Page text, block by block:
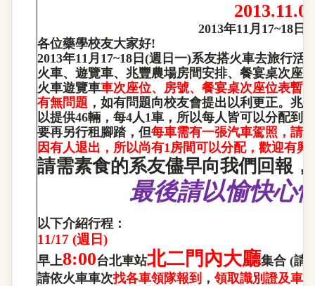
2013年11月17~18日(
各位藥學校友大家好!
2013年11月17~18日(週日一)系友搭火車去旅行活
火車、遊覽車、兆豐農場房間安排、餐宴桌次座
火車遊覽車車次座位、房號、餐宴桌次座位表暫
有無問題 ，如有問題向校友會提出以利更正。兆
以提供46輛，每4人1車，所以每人皆可以分配到
要再另行租腳踏，但每車需有一張汽車駕照，請
因有人退出 ， 所以尚有1房間可以分配， 歡迎有興
請需素食的系友儘早向我們回報
最後請以愉快心
以下介紹行程：
11/17 (週日)
早上8:00台北車站北二門內大廳集合 (請
請依火車車次找各車領隊報到 ， 領取識別證及車票